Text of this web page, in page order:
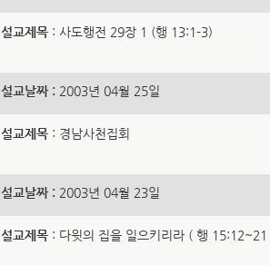
설교제목: 사도행전 29장 1 (행 13:1-3)
설교날짜 : 2003년 04월 25일
설교제목: 경남사천집회
설교날짜 : 2003년 04월 23일
설교제목: 다윗의 집을 일으키리라 ( 행 15:12~21